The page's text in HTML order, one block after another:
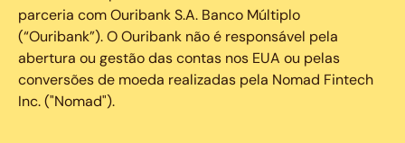
parceria com Ouribank S.A. Banco Múltiplo
(“Ouribank”). O Ouribank não é responsável pela
abertura ou gestão das contas nos EUA ou pelas
conversões de moeda realizadas pela Nomad Fintech
Inc. ("Nomad").